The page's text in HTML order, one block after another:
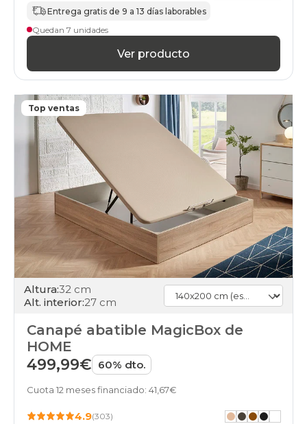
Entrega gratis de 9 a 13 días laborables
Quedan 7 unidades
Ver producto
Top ventas
Altura:32 cm
Alt. interior:27 cm
Canapé abatible MagicBox de
HOME
499,99€ 60% dto.
Cuota 12 meses financiado: 41,67€
4.9(303)